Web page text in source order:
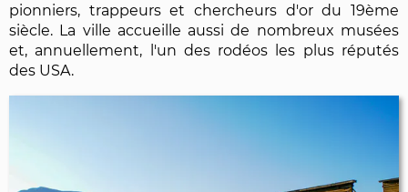
pionniers, trappeurs et chercheurs d'or du 19ème
siècle. La ville accueille aussi de nombreux musées
et, annuellement, l'un des rodéos les plus réputés
des USA.